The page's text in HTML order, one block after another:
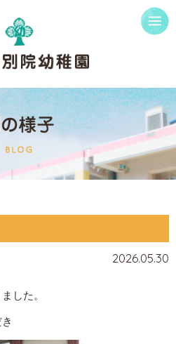
2026.05.30
した。